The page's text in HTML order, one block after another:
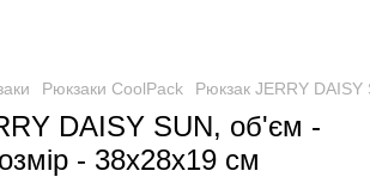
Рюкзаки CoolPack Рюкзак JERRY DAISY
DAISY SUN, об'єм -
- 38х28х19 см